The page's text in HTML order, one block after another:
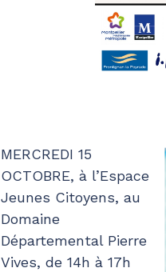
MERCREDI 15
OCTOBRE, à l’Espace
Jeunes Citoyens, au
Domaine
Départemental Pierre
Vives, de 14h à 17h